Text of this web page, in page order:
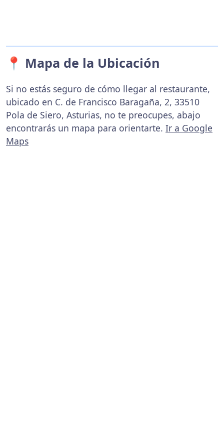
📍 Mapa de la Ubicación
Si no estás seguro de cómo llegar al restaurante,
ubicado en C. de Francisco Baragaña, 2, 33510
Pola de Siero, Asturias, no te preocupes, abajo
encontrarás un mapa para orientarte. Ir a Google
Maps